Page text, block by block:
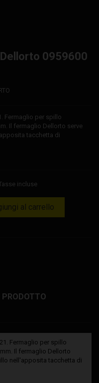
0959600
Fermaglio per spillo
Il fermaglio Dellorto serve
tacchetta di
incluse
al carrello
PRODOTTO
Fermaglio per spillo
Il fermaglio Dellorto
nell'apposita tacchetta di